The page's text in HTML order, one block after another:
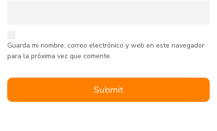
Guarda mi nombre, correo electrónico y web en este navegador
para la próxima vez que comente.